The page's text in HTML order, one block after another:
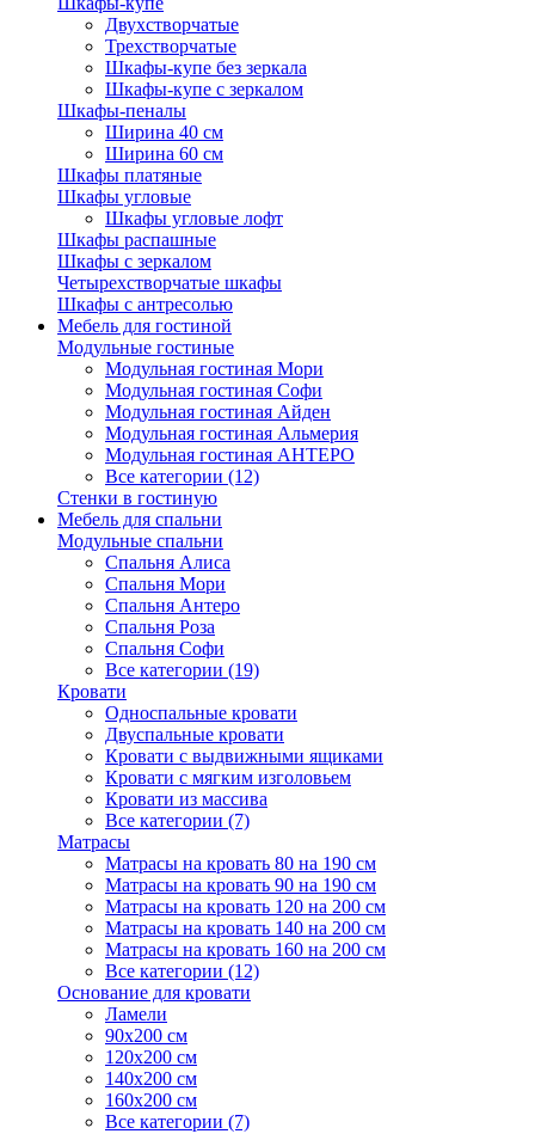
Двухстворчатые
Трехстворчатые
Шкафы-купе без зеркала
Шкафы-купе с зеркалом
Шкафы-пеналы
Ширина 40 см
Ширина 60 см
Шкафы платяные
Шкафы угловые
Шкафы угловые лофт
Шкафы распашные
Шкафы с зеркалом
Четырехстворчатые шкафы
Шкафы с антресолью
Мебель для гостиной
Модульные гостиные
Модульная гостиная Мори
Модульная гостиная Софи
Модульная гостиная Айден
Модульная гостиная Альмерия
Модульная гостиная АНТЕРО
Все категории (12)
Стенки в гостиную
Мебель для спальни
Модульные спальни
Спальня Алиса
Спальня Мори
Спальня Антеро
Спальня Роза
Спальня Софи
Все категории (19)
Кровати
Односпальные кровати
Двуспальные кровати
Кровати с выдвижными ящиками
Кровати с мягким изголовьем
Кровати из массива
Все категории (7)
Матрасы
Матрасы на кровать 80 на 190 см
Матрасы на кровать 90 на 190 см
Матрасы на кровать 120 на 200 см
Матрасы на кровать 140 на 200 см
Матрасы на кровать 160 на 200 см
Все категории (12)
Основание для кровати
Ламели
90х200 см
120х200 см
140х200 см
160х200 см
Все категории (7)